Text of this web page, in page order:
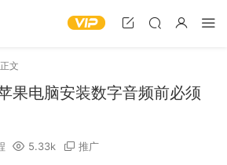
正文
果电脑安装数字音频前必须
5.33k 推广